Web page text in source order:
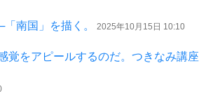
南国」を描く。
2025年10月15日 10:10
覚をアピールするのだ。つきなみ講座